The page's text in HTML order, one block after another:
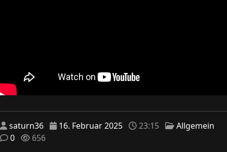
saturn36 16. Februar 2025 23:15
Allgemein
0
656